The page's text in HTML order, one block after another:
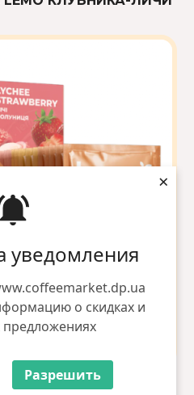
уведомления
о скидках и
Разрешить
×